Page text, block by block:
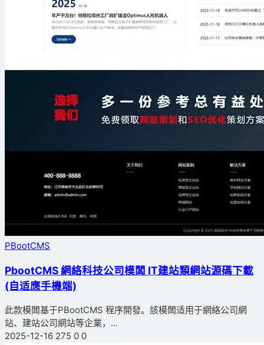
PBootCMS
PbootCMS 網絡科技公司模闆 IT建站類網站源碼下載
(自适應手機端)
此款模闆基于PBootCMS 程序開發。該模闆适用于網絡公司網
站、建站公司網站等企業，...
2025-12-16 275 0 0